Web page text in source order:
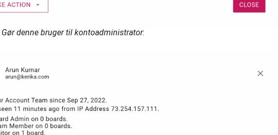
Gør denne bruger til kontoadministrator: